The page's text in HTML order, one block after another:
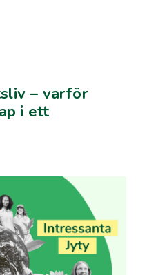
– varför
i ett